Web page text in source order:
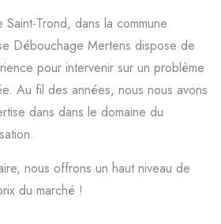
Trond, dans la commune
Débouchage Mertens dispose de
pour intervenir sur un problème
Au fil des années, nous nous avons
dans dans le domaine du
nous offrons un haut niveau de
du marché !